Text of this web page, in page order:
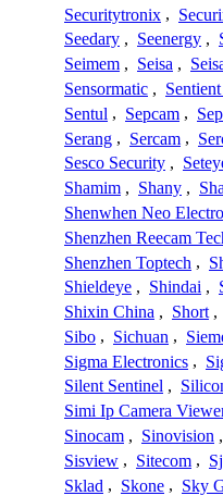
Securitytronix ,
Seedary , Seenergy ,
Seimem , Seisa ,
Sensormatic ,
Sentul , Sepcam ,
Serang , Sercam ,
Sesco Security ,
Shamim , Shany ,
Shenwhen Neo
Shenzhen Reecam
Shenzhen Toptech ,
Shieldeye , Shindai ,
Shixin China , Short ,
Sibo , Sichuan ,
Sigma Electronics ,
Silent Sentinel ,
Simi Ip Camera
Sinocam , Sinovision ,
Sisview , Sitecom ,
Sklad , Skone , Sky